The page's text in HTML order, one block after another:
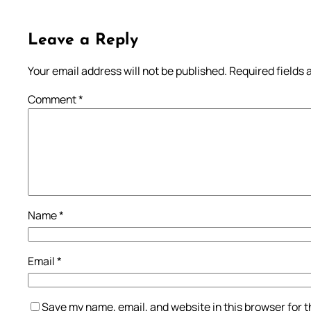
Leave a Reply
Your email address will not be published. Required fields
Comment*
Name*
Email*
Save my name, email, and website in this browser for